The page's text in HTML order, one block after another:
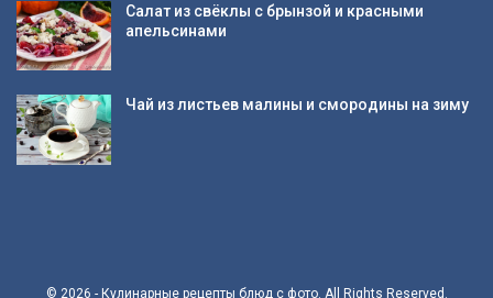
Салат из свёклы с брынзой и красными
апельсинами
Чай из листьев малины и смородины на зиму
© 2026 - Кулинарные рецепты блюд с фото. All Rights Reserved.